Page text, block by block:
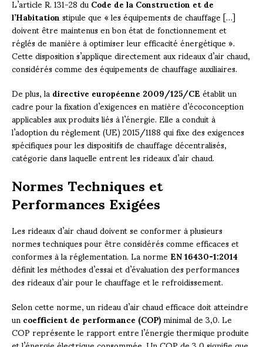
l’Habitationstipule que « les équipements de chauffage […]
doivent être maintenus en bon état de fonctionnement et
réglés de manière à optimiser leur efficacité énergétique ».
Cette disposition s’applique directement aux rideaux d’air chaud,
considérés comme des équipements de chauffage auxiliaires.
De plus, ladirective européenne 2009/125/CEétablit un
cadre pour la fixation d’exigences en matière d’écoconception
applicables aux produits liés à l’énergie. Elle a conduit à
l’adoption du règlement (UE) 2015/1188 qui fixe des exigences
spécifiques pour les dispositifs de chauffage décentralisés,
catégorie dans laquelle entrent les rideaux d’air chaud.
Normes Techniques et
Performances Exigées
Les rideaux d’air chaud doivent se conformer à plusieurs
normes techniques pour être considérés comme efficaces et
conformes à la réglementation. La normeEN 16430-1:2014
définit les méthodes d’essai et d’évaluation des performances
des rideaux d’air pour le chauffage et le refroidissement.
Selon cette norme, un rideau d’air chaud efficace doit atteindre
uncoefficient de performance (COP)minimal de 3,0. Le
COP représente le rapport entre l’énergie thermique produite